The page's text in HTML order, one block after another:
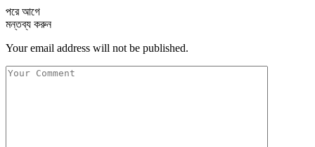
পরেআগে
মন্তব্য করুন
Your email address will not be published.